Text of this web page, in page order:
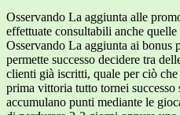
Osservando La aggiunta alle
effettuate consultabili anche
Osservando La aggiunta ai
permette successo decidere tra
clienti già iscritti, quale per ciò
prima vittoria tutto tornei
accumulano punti mediante le